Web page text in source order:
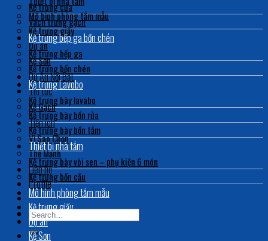
Mô hình phòng tắm mẫu
Kệ trưng giấy
Dự án
Kệ Sơn
Dự Án Nổi Bật
Tin tức
Kệ Gạch
Tiện ích
Vì Sao Chọn
Thế Mạnh
Liên hệ
Profile
Kệ trưng cửa
Vách trưng gạch
Kệ trưng bếp ga bồn chén
Kệ trưng bếp ga
Kệ trưng bồn chén
Kệ trưng Lavobo
Kệ trưng bày lavabo
Kệ trưng bày bồn rửa
Kệ trưng bày bồn tắm
Thiết bị nhà tắm
Kệ trưng bày vòi sen – phụ kiện 6 món
Kệ trưng bồn cầu
Mô hình phòng tắm mẫu
Kệ trưng giấy
Dự án
Kệ Sơn